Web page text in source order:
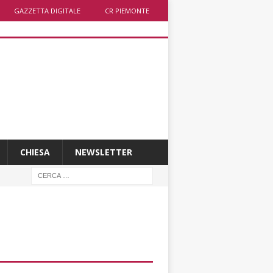
GAZZETTA DIGITALE CR PIEMONTE
CHIESA NEWSLETTER